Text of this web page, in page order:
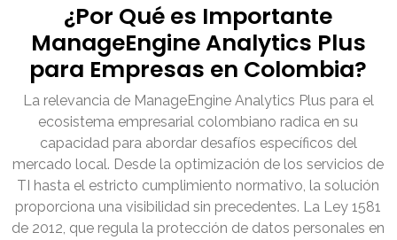
¿Por Qué es Importante
ManageEngine Analytics Plus
para Empresas en Colombia?
La relevancia de ManageEngine Analytics Plus para el
ecosistema empresarial colombiano radica en su
capacidad para abordar desafíos específicos del
mercado local. Desde la optimización de los servicios de
TI hasta el estricto cumplimiento normativo, la solución
proporciona una visibilidad sin precedentes. La Ley 1581
de 2012, que regula la protección de datos personales en